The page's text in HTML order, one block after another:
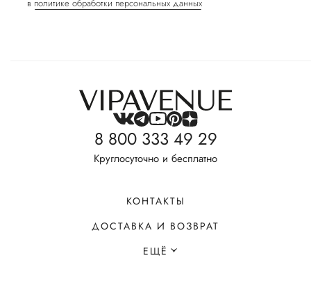
в политике обработки персональных данных
8 800 333 49 29
Круглосуточно и бесплатно
КОНТАКТЫ
ДОСТАВКА И ВОЗВРАТ
ЕЩЁ